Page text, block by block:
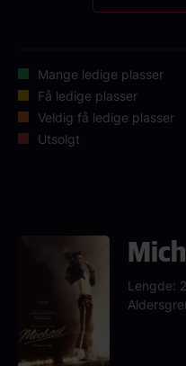
Mange ledige plasser
Få ledige plasser
Veldig få ledige plasser
Utsolgt
Lengde: